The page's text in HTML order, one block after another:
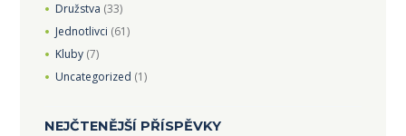
Družstva (33)
Jednotlivci (61)
Kluby(7)
Uncategorized (1)
NEJČTENĚJŠÍ PŘÍSPĚVKY